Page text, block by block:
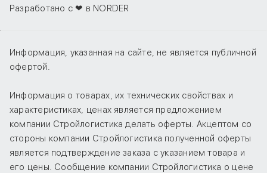
Разработано с ❤ в NORDER
Информация, указанная на сайте, не является публичной
офертой.
Информация о товарах, их технических свойствах и
характеристиках, ценах является предложением
компании Стройлогистика делать оферты. Акцептом со
стороны компании Стройлогистика полученной оферты
является подтверждение заказа с указанием товара и
его цены. Сообщение компании Стройлогистика о цене